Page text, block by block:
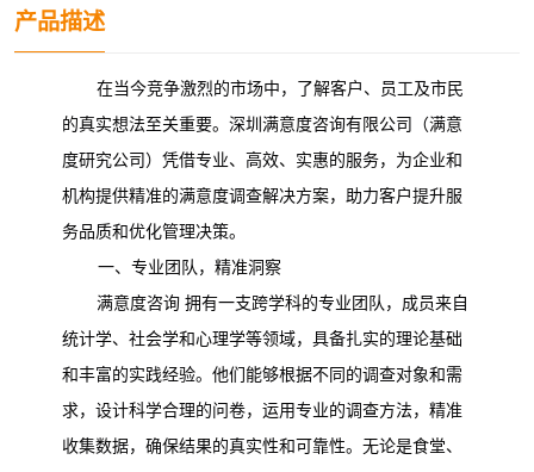
产品描述
在当今竞争激烈的市场中，了解客户、员工及市民
的真实想法至关重要。深圳满意度咨询有限公司（满意
度研究公司）凭借专业、高效、实惠的服务，为企业和
机构提供精准的满意度调查解决方案，助力客户提升服
务品质和优化管理决策。
一、专业团队，精准洞察
满意度咨询 拥有一支跨学科的专业团队，成员来自
统计学、社会学和心理学等领域，具备扎实的理论基础
和丰富的实践经验。他们能够根据不同的调查对象和需
求，设计科学合理的问卷，运用专业的调查方法，精准
收集数据，确保结果的真实性和可靠性。无论是食堂、